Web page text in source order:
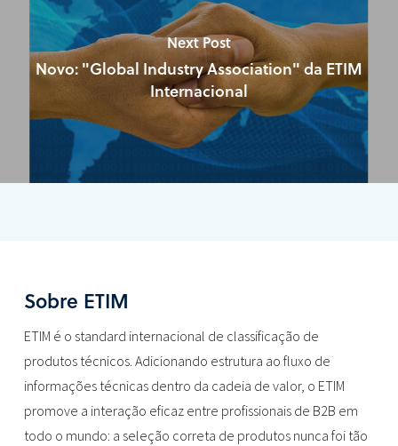
Next Post
Novo: "Global Industry Association" da ETIM
Internacional
Sobre ETIM
ETIM é o standard internacional de classificação de
produtos técnicos. Adicionando estrutura ao fluxo de
informações técnicas dentro da cadeia de valor, o ETIM
promove a interação eficaz entre profissionais de B2B em
todo o mundo: a seleção correta de produtos nunca foi tão